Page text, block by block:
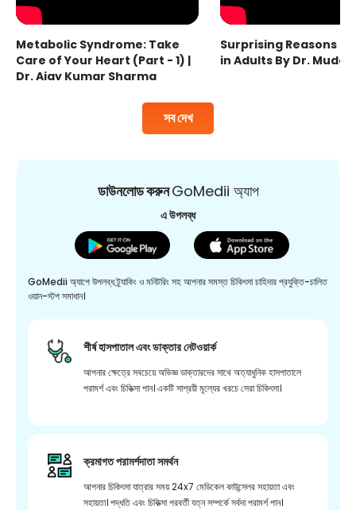
সব দেখ
Metabolic Syndrome: Take
Care of Your Heart (Part - 1) |
Dr. Ajay Kumar Sharma
Surprising Reasons
in Adults By Dr.
ডাউনলোড করুনGoMedii অ্যাপ
এ উপলব্ধ
GoMedii অ্যাপে উপলব্ধ ট্র্যাকিং ও মনিটরিং সহ আপনার সমস্ত চিকিৎসা চাহিদার প্রযুক্তি-চালিত
ওয়ান-স্টপ সমাধান।
শীর্ষ হাসপাতাল এবং ডাক্তার নেটওয়ার্ক
আপনার ক্ষেত্রে সবচেয়ে অভিজ্ঞ ডাক্তারদের সাথে অত্যাধুনিক হাসপাতালে
পরামর্শ এবং চিকিত্সা পান। একটি সাশ্রয়ী মূল্যের খরচে সেরা চিকিৎসা।
ক্রমাগত পরামর্শদাতা সমর্থন
আপনার চিকিৎসা যাত্রার সময় 24x7 মেডিকেল কাউন্সেলর সহায়তা এবং
সহায়তা। পদ্ধতি এবং চিকিত্সা পরবর্তী যত্ন সম্পর্কে সর্বদা পরামর্শ পান।